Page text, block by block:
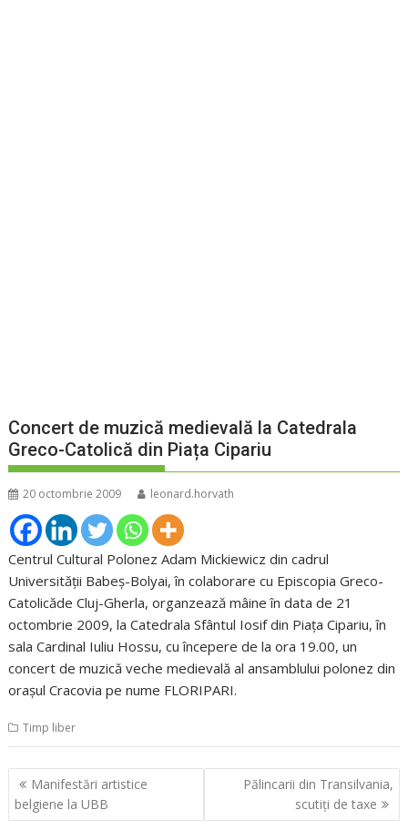
Concert de muzică medievală la Catedrala
Greco-Catolică din Piața Cipariu
20 octombrie 2009 leonard.horvath
Centrul Cultural Polonez Adam Mickiewicz din cadrul
Universității Babeș-Bolyai, în colaborare cu Episcopia Greco-
Catolicăde Cluj-Gherla, organzează mâine în data de 21
octombrie 2009, la Catedrala Sfântul Iosif din Piața Cipariu, în
sala Cardinal Iuliu Hossu, cu începere de la ora 19.00, un
concert de muzică veche medievală al ansamblului polonez din
orașul Cracovia pe nume FLORIPARI.
Timp liber
Navigare
în
articole
Manifestări artistice
belgiene la UBB
Pălincarii din Transilvania,
scutiţi de taxe